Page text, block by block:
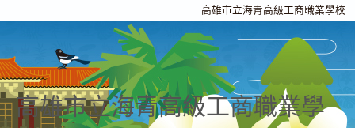
高雄市立海青高級工商職業學校
高雄市立海青高級工商職業學